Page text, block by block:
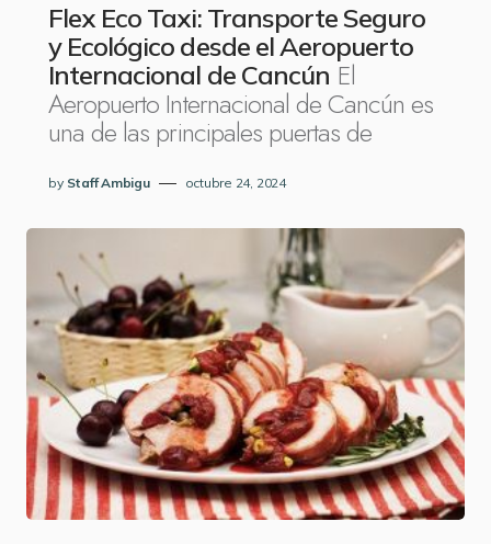
Flex Eco Taxi: Transporte Seguro
y Ecológico desde el Aeropuerto
Internacional de Cancún El
Aeropuerto Internacional de Cancún es
una de las principales puertas de
by Staff Ambigu octubre 24, 2024